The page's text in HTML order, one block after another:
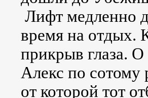
Лифт медленно
время на отдых.
прикрыв глаза. О
Алекс по сотому
от которой тот